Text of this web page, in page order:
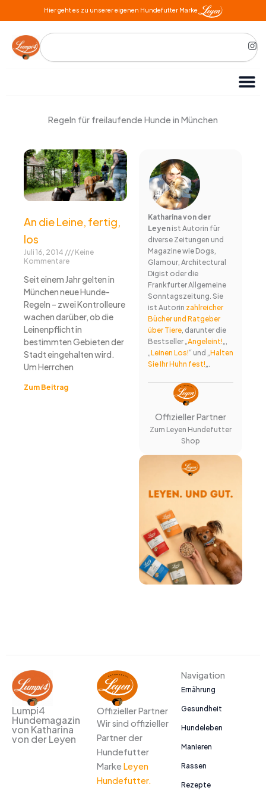
Inhalt
springen
Hier geht es zu unserer eigenen Hundefutter Marke
Search I
n
s
a
g
Regeln für freilaufende Hunde in München
An die Leine, fertig,
los
Juli 16, 2014
Keine
Kommentare
Seit einem Jahr gelten in
München neue Hunde-
Regeln – zwei Kontrolleure
wachen darüber, ob die
Leinenpflicht in
bestimmten Gebieten der
Stadt eingehalten wird.
Um Herrchen
Zum Beitrag
Katharina von der
Leyenist Autorin für
diverse Zeitungen und
Magazine wie Dogs,
Glamour, Architectural
Digist oder die
Frankfurter Allgemeine
Sonntagszeitung. Sie
ist Autorin zahlreicher
Bücher und Ratgeber
über Tiere, darunter die
Bestseller „Angeleint!„,
„Leinen Los!“ und „Halten
Sie Ihr Huhn fest!„.
Offizieller Partner
Zum Leyen Hundefutter
Shop
Lumpi4
Hundemagazin
von Katharina
von der Leyen
Offizieller Partner
Wir sind offizieller
Partner der
Hundefutter
Marke Leyen
Hundefutter.
Navigation
Ernährung
Gesundheit
Hundeleben
Manieren
Rassen
Rezepte